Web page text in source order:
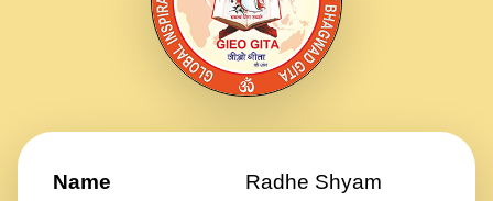
Name Radhe Shyam